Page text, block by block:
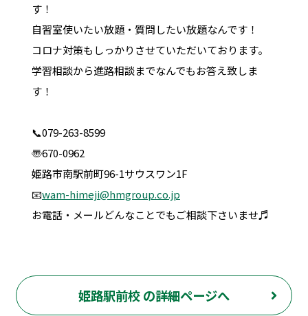
す！
自習室使いたい放題・質問したい放題なんです！
コロナ対策もしっかりさせていただいております。
学習相談から進路相談までなんでもお答え致しま
す！
📞079-263-8599
〠670-0962
姫路市南駅前町96-1サウスワン1F
📧wam-himeji@hmgroup.co.jp
お電話・メールどんなことでもご相談下さいませ♬
姫路駅前校 の詳細ページへ